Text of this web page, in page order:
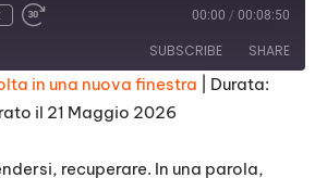
00:00 / 00:08:50
SUBSCRIBE SHARE
in una nuova finestra
Durata:
il 21 Maggio 2026
recuperare. In una parola,